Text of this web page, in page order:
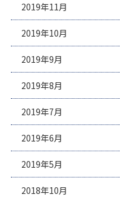
2019年11月
2019年10月
2019年9月
2019年8月
2019年7月
2019年6月
2019年5月
2018年10月